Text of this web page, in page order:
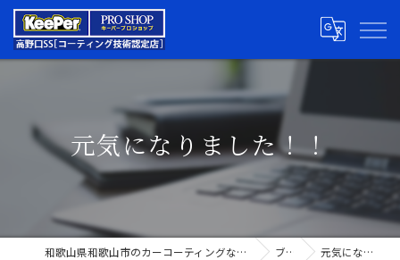
元気になりました！！
和歌山県和歌山市のカーコーティングならキーパープロショップ高野口SS ブログ 元気になりました！！